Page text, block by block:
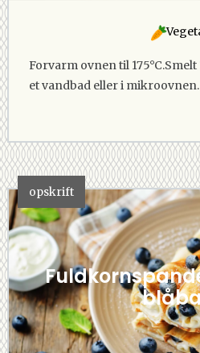
Forvarm ovnen til
et vandbad eller i mikroovnen.
opskrift